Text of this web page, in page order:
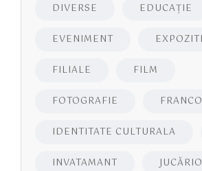
DIVERSE EDUCAŢIE
EVENIMENT
FILIALE FILM
FOTOGRAFIE
IDENTITATE CULTURALA
INVATAMANT